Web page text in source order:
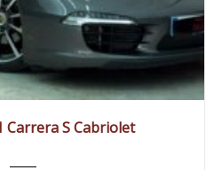
Carrera S Cabriolet